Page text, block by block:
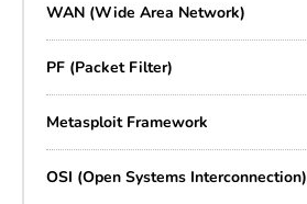
WAN (Wide Area Network)
PF (Packet Filter)
Metasploit Framework
OSI (Open Systems Interconnection)